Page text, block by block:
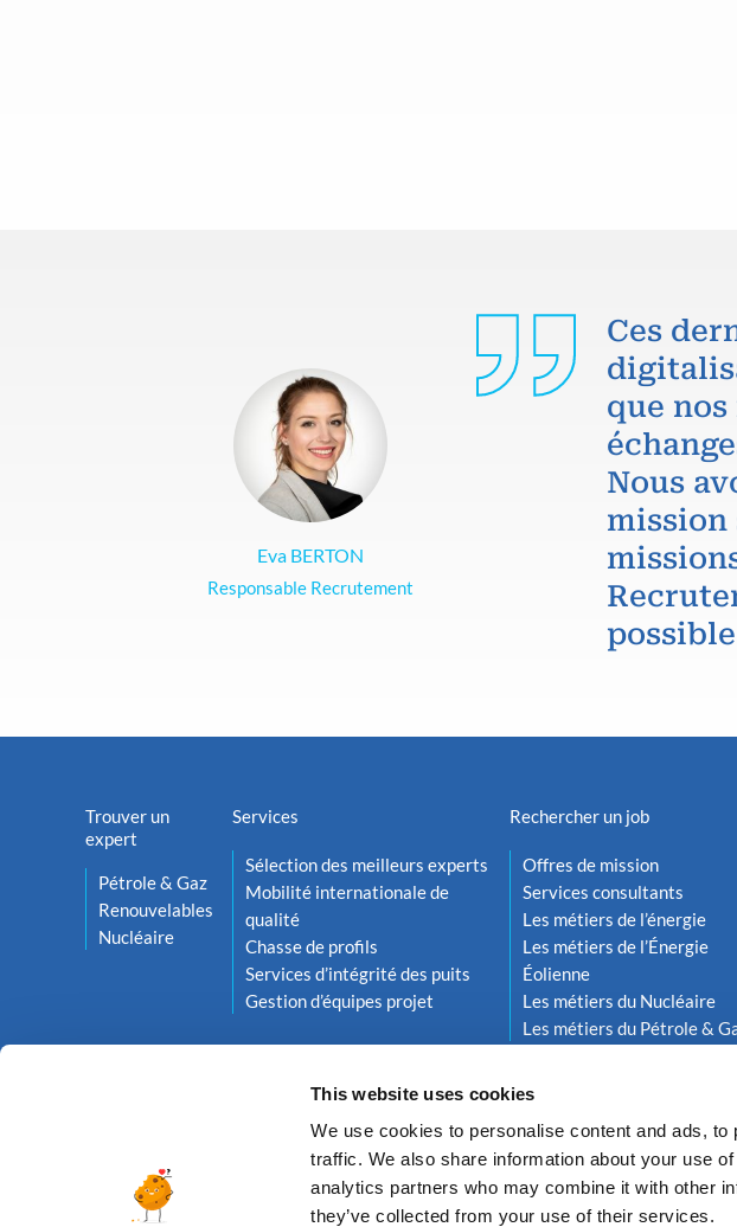
This website uses cookies
We use cookies to personalise content and ads,
traffic. We also share information about your use
analytics partners who may combine it with other
they’ve collected from your use of their services.
Eva BERTON
Responsable Recrutement
Ces
que
Nous
Trouver un
expert
Pétrole & Gaz
Renouvelables
Nucléaire
Services
Sélection des meilleurs experts
Mobilité internationale de
qualité
Chasse de profils
Services d’intégrité des puits
Gestion d’équipes projet
Rechercher un job
Offres de mission
Services consultants
Les métiers de l’énergie
Les métiers de l’Énergie
Éolienne
Les métiers du Nucléaire
Les métiers du Pétrole &